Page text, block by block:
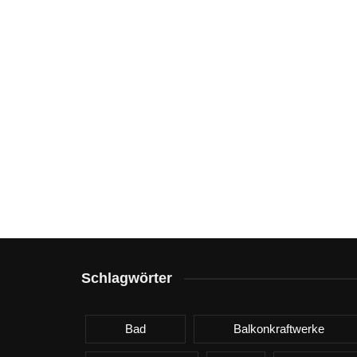
Schlagwörter
Bad Balkonkraftwerke